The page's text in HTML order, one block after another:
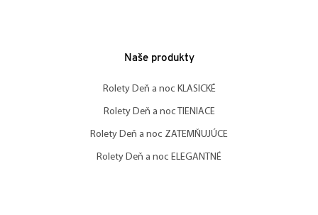
Naše produkty
Rolety Deň a noc KLASICKÉ
Rolety Deň a noc TIENIACE
Rolety Deň a noc ZATEMŇUJÚCE
Rolety Deň a noc ELEGANTNÉ